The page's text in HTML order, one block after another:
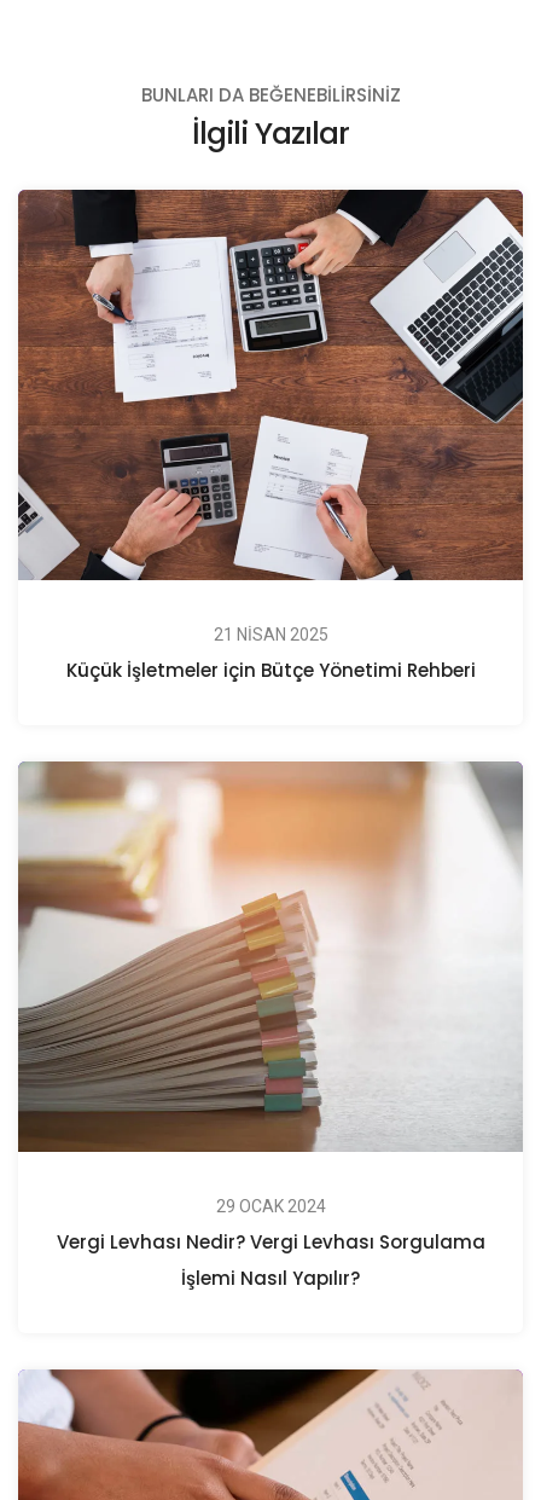
BUNLARI DA BEĞENEBILIRSINIZ
İlgili Yazılar
21 NISAN 2025
Küçük İşletmeler için Bütçe Yönetimi Rehberi
29 OCAK 2024
Vergi Levhası Nedir? Vergi Levhası Sorgulama
İşlemi Nasıl Yapılır?